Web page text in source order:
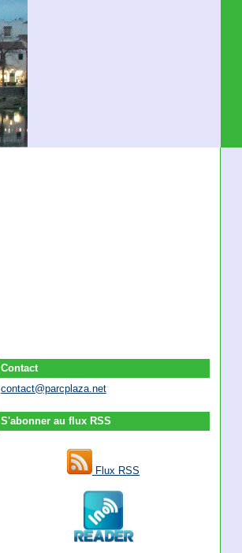
Contact
contact@parcplaza.net
S'abonner au flux RSS
Flux RSS